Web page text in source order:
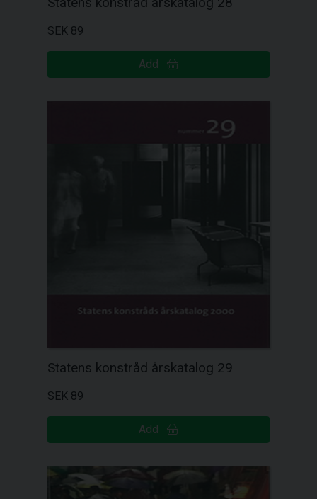
SEK 89
Add
Statens konstråd årskatalog 29
SEK 89
Add